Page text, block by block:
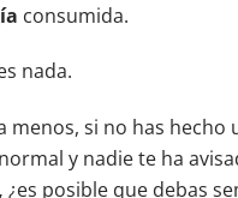
consumida.
nada.
menos, si no has hecho
y nadie te ha
¿es posible que debas